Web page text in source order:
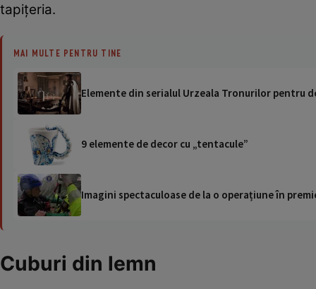
tapiţeria.
MAI MULTE PENTRU TINE
Elemente din serialul Urzeala Tronurilor pentru
9 elemente de decor cu „tentacule”
Imagini spectaculoase de la o operațiune în
Cuburi din lemn